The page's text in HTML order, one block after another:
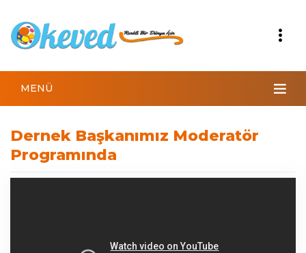
MENÜ
Dernek Başkanımız Moderatör
Programında